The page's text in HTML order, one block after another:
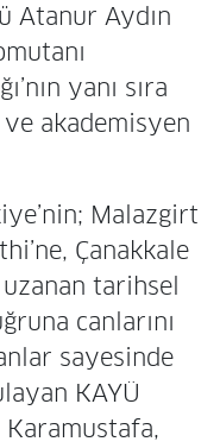
Atanur Aydın
yanı sıra
akademisyen
Malazgirt
Çanakkale
uzanan tarihsel
canlarını
sayesinde
KAYÜ